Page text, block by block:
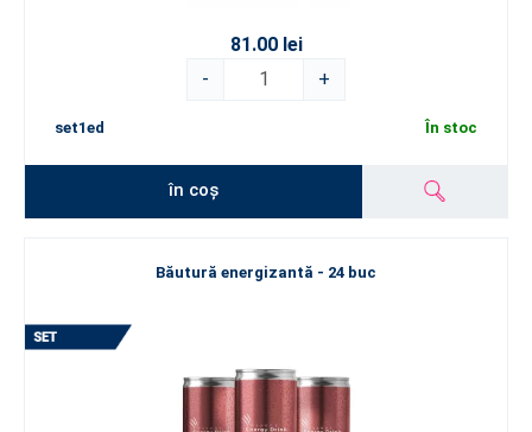
81.00 lei
-
+
set1ed În stoc
în coș
Băutură energizantă - 24 buc